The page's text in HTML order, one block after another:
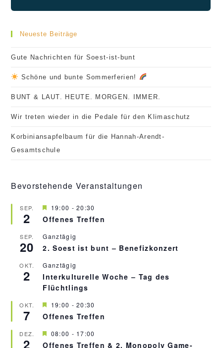
Neueste Beiträge
Gute Nachrichten für Soest-ist-bunt
Schöne und bunte Sommerferien!
BUNT & LAUT. HEUTE. MORGEN. IMMER.
Wir treten wieder in die Pedale für den Klimaschutz
Korbiniansapfelbaum für die Hannah-Arendt-
Gesamtschule
Bevorstehende Veranstaltungen
SEP.
2
H
e
r
o
r
e
h
o
b
n
19:00 -20:30
Offenes Treffen
SEP.
20
Ganztägig
2. Soest ist bunt – Benefizkonzert
OKT.
2
Ganztägig
Interkulturelle Woche – Tag des
Flüchtlings
OKT.
7
H
e
r
o
r
19:00 -20:30
Offenes Treffen
DEZ.
2
H
e
08:00 - 17:00
Offenes Treffen & 2. Monopoly Game-